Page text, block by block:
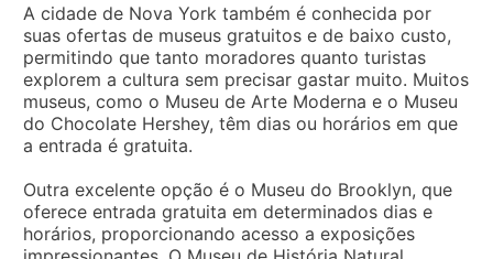
A cidade de Nova York também é conhecida por
suas ofertas de museus gratuitos e de baixo custo,
permitindo que tanto moradores quanto turistas
explorem a cultura sem precisar gastar muito. Muitos
museus, como o Museu de Arte Moderna e o Museu
do Chocolate Hershey, têm dias ou horários em que
a entrada é gratuita.
Outra excelente opção é o Museu do Brooklyn, que
oferece entrada gratuita em determinados dias e
horários, proporcionando acesso a exposições